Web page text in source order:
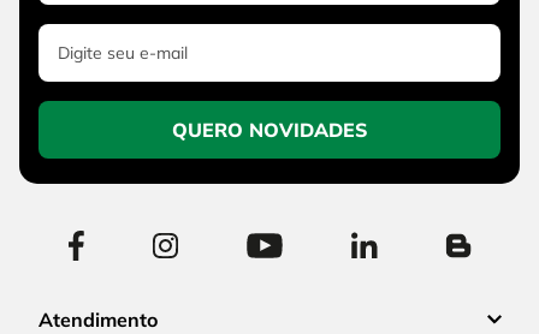
QUERO NOVIDADES
Atendimento